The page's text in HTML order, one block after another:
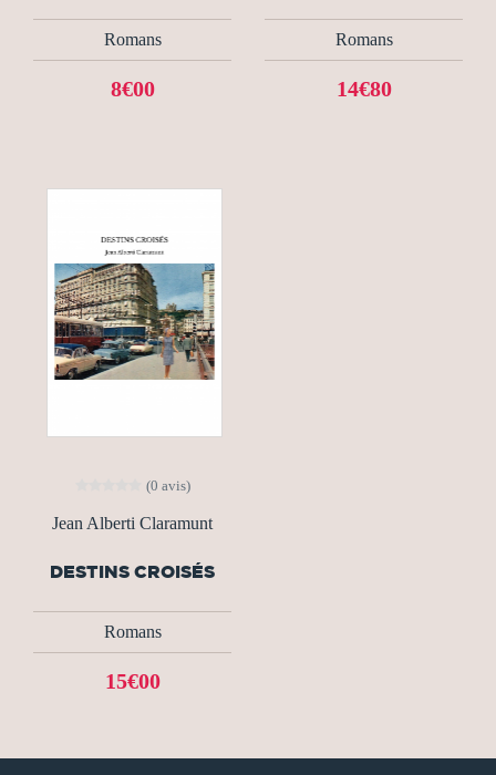
Romans
8€00
Romans
14€80
(0 avis)
Jean Alberti Claramunt
DESTINS CROISÉS
Romans
15€00